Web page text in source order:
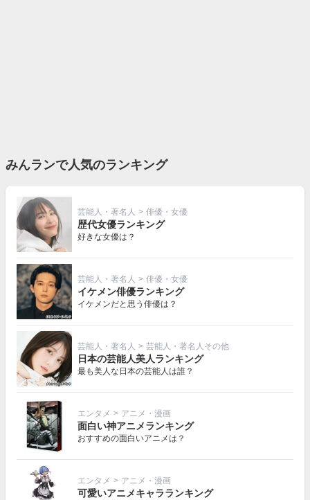
みんランで人気のランキング
芸能人・著名人 > 俳優・女優
歴代女優ランキング
好きな女優は？
芸能人・著名人 > 俳優・女優
イケメン俳優ランキング
イケメンだと思う俳優は？
芸能人・著名人 > 芸能人・著名人その他
日本の芸能人美人ランキング
最も美人な日本の芸能人は誰？
エンタメ > アニメ・漫画
面白い神アニメランキング
おすすめの面白いアニメは？
エンタメ > アニメ・漫画
可愛いアニメキャラランキング